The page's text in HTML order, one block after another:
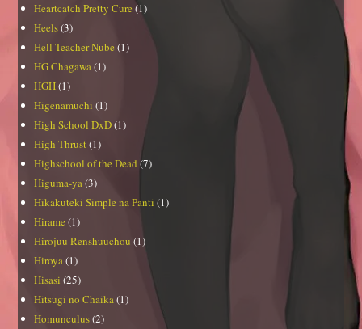
Heartcatch Pretty Cure (1)
Heels(3)
Hell Teacher Nube (1)
HG Chagawa (1)
HGH(1)
Higenamuchi (1)
High School DxD(1)
High Thrust (1)
Highschool of the Dead (7)
Higuma-ya (3)
Hikakuteki Simple na Panti (1)
Hirame (1)
Hirojuu Renshuuchou (1)
Hiroya (1)
Hisasi (25)
Hitsugi no Chaika (1)
Homunculus(2)